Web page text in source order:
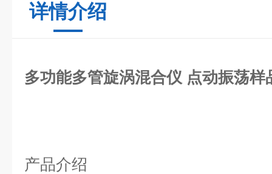
详情介绍
多功能多管旋涡混合仪 点动振荡样
产品介绍